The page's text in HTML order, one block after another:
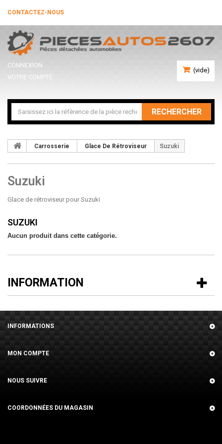
CONTACTEZ-NOUS
(vide)
CONNEXION
VOTRE COMPTE
RECHERCHER
Carrosserie Glace De Rétroviseur Suzuki
Suzuki
Glace de rétroviseur pour Suzuki
SUZUKI
Aucun produit dans cette catégorie.
INFORMATION
INFORMATIONS
MON COMPTE
NOUS SUIVRE
COORDONNÉES DU MAGASIN